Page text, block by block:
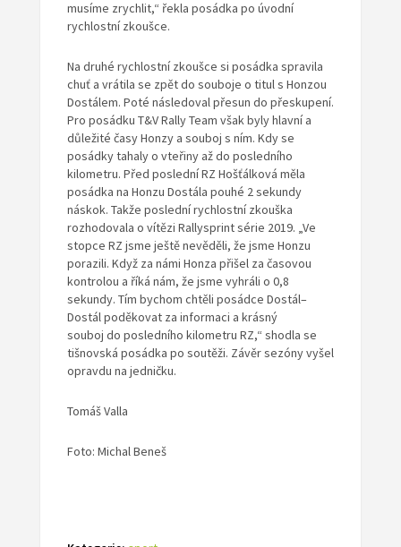
musíme zrychlit,“ řekla posádka po úvodní
rychlostní zkoušce.
Na druhé rychlostní zkoušce si posádka spravila
chuť a vrátila se zpět do souboje o titul s Honzou
Dostálem. Poté následoval přesun do přeskupení.
Pro posádku T&V Rally Team však byly hlavní a
důležité časy Honzy a souboj s ním. Kdy se
posádky tahaly o vteřiny až do posledního
kilometru. Před poslední RZ Hošťálková měla
posádka na Honzu Dostála pouhé 2 sekundy
náskok. Takže poslední rychlostní zkouška
rozhodovala o vítězi Rallysprint série 2019. „Ve
stopce RZ jsme ještě nevěděli, že jsme Honzu
porazili. Když za námi Honza přišel za časovou
kontrolou a říká nám, že jsme vyhráli o 0,8
sekundy. Tím bychom chtěli posádce Dostál–
Dostál poděkovat za informaci a krásný
souboj do posledního kilometru RZ,“ shodla se
tišnovská posádka po soutěži. Závěr sezóny vyšel
opravdu na jedničku.
Tomáš Valla
Foto: Michal Beneš